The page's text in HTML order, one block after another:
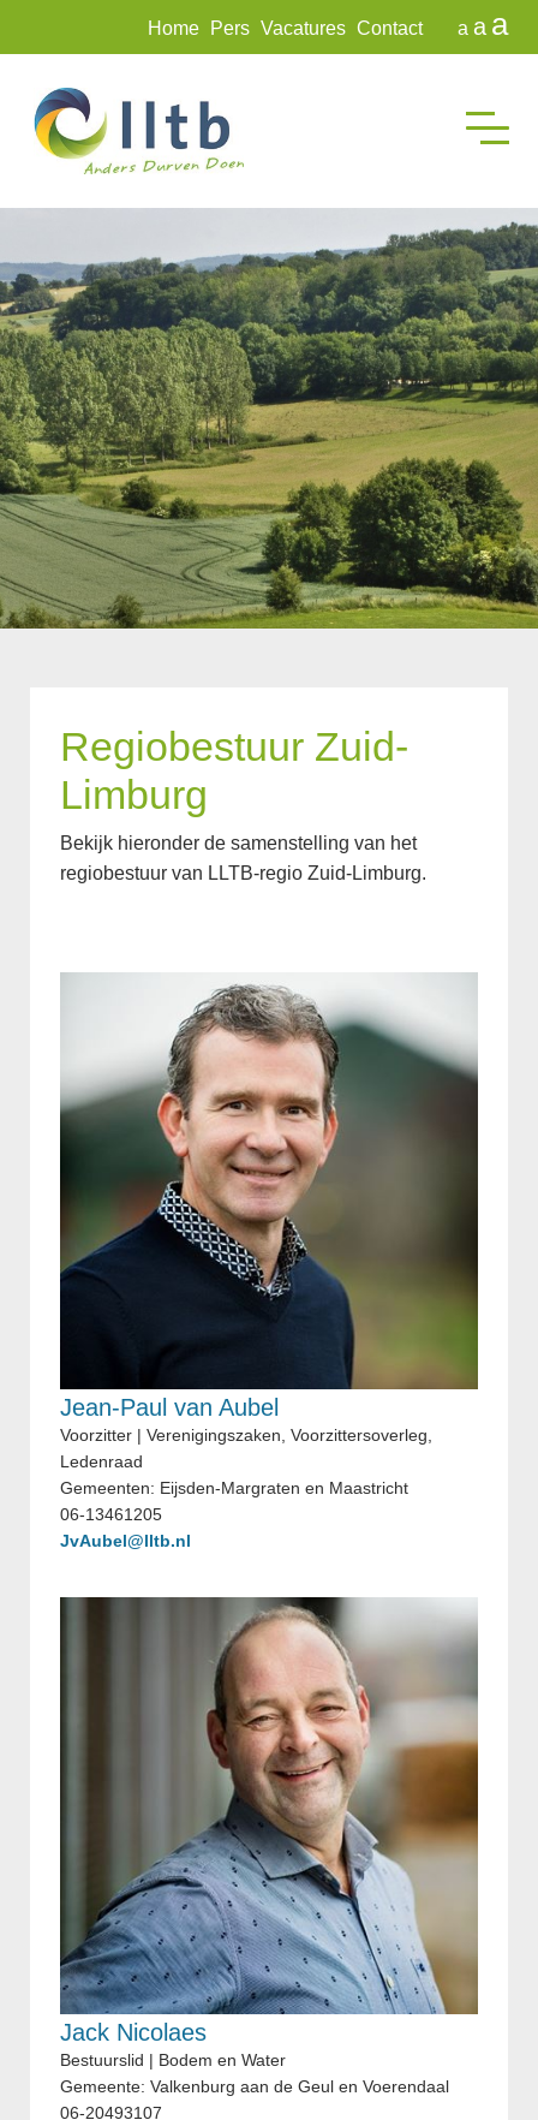
Home Pers Vacatures Contact a a a
Regiobestuur Zuid-
Limburg
Bekijk hieronder de samenstelling van het
regiobestuur van LLTB-regio Zuid-Limburg.
Jean-Paul van Aubel
Voorzitter | Verenigingszaken, Voorzittersoverleg,
Ledenraad
Gemeenten: Eijsden-Margraten en Maastricht
06-13461205
JvAubel@lltb.nl
Jack Nicolaes
Bestuurslid | Bodem en Water
Gemeente: Valkenburg aan de Geul en Voerendaal
06-20493107